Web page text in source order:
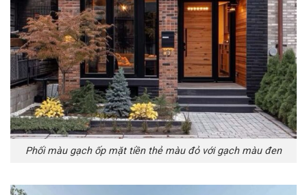
Phối màu gạch ốp mặt tiền thẻ màu đỏ với gạch màu đen